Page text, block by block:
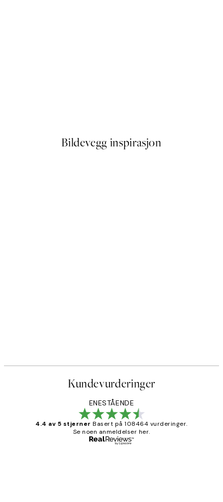
Bildevegg inspirasjon
Kundevurderinger
ENESTÅENDE
4.4 av 5 stjerner Basert på 108464 vurderinger.
Se noen anmeldelser her.